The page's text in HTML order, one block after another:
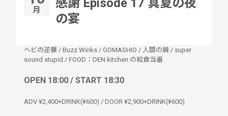
月
感謝 Episode 17 真夏の夜
の宴
ヘビの逆襲 / Buzz Winks / GOMASHIO / 人間の屑 / super
sound stupid / FOOD：DEN kitchen の給食当番
OPEN 18:00 / START 18:30
ADV ¥2,400+DRINK(¥600) / DOOR ¥2,900+DRINK(¥600)